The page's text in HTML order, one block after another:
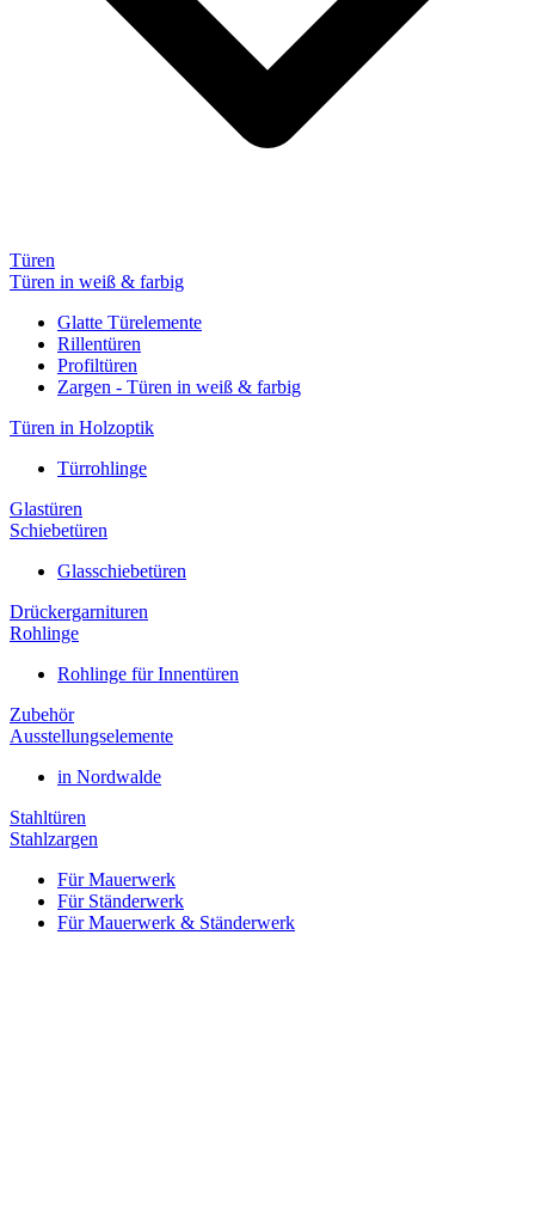
Türen
Türen in weiß & farbig
Glatte Türelemente
Rillentüren
Profiltüren
Zargen - Türen in weiß & farbig
Türen in Holzoptik
Türrohlinge
Glastüren
Schiebetüren
Glasschiebetüren
Drückergarnituren
Rohlinge
Rohlinge für Innentüren
Zubehör
Ausstellungselemente
in Nordwalde
Stahltüren
Stahlzargen
Für Mauerwerk
Für Ständerwerk
Für Mauerwerk & Ständerwerk